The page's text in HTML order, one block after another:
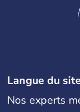
Langue du
Nos experts